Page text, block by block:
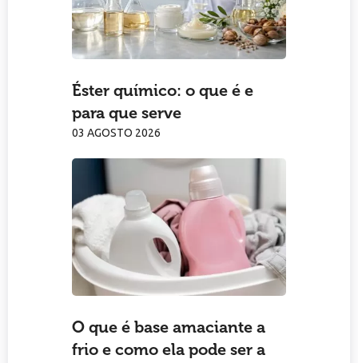
Éster químico: o que é e
para que serve
03 AGOSTO 2026
O que é base amaciante a
frio e como ela pode ser a